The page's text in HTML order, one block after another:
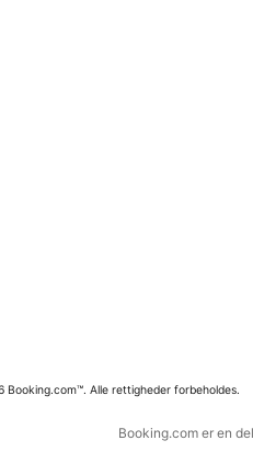
Booking.com™. Alle rettigheder forbeholdes.
Booking.com er en